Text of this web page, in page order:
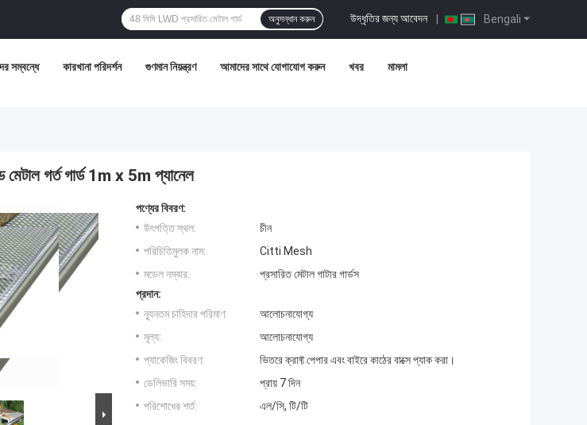
Bengali
উদ্ধৃতির জন্য আবেদন |
অনুসন্ধান করুন
সম্বন্ধে কারখানা পরিদর্শন গুণমান নিয়ন্ত্রণ আমাদের সাথে যোগাযোগ করুন খবর মামলা
মেটাল গর্ত গার্ড 1m x 5m প্যানেল
পণ্যের বিবরণ:
উৎপত্তি স্থল:
চীন
পরিচিতিমুলক নাম:
Citti Mesh
মডেল নম্বার:
প্রসারিত মেটাল গাটার গার্ডস
প্রদান:
ন্যূনতম চাহিদার পরিমাণ:
আলোচনাযোগ্য
মূল্য:
আলোচনাযোগ্য
প্যাকেজিং বিবরণ:
ভিতরে ক্রাফ্ট পেপার এবং বাইরে কাঠের বাক্সে প্যাক করা।
ডেলিভারি সময়:
প্রায় 7 দিন
পরিশোধের শর্ত:
এল/সি, টি/টি